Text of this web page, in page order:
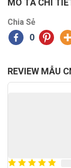
MÔ TẢ CHI
Chia Sẻ
0
REVIEW MẪU